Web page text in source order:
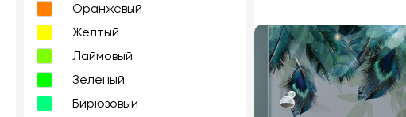
Оранжевый
Желтый
Лаймовый
Зеленый
Бирюзовый